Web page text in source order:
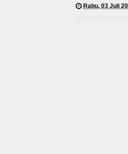
Rabu, 03 Juli